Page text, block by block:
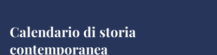
Calendario di storia
contemporanea